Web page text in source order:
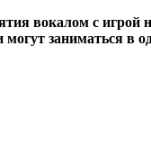
вокалом с игрой
могут заниматься в